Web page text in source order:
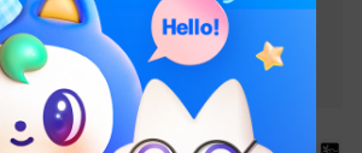
#친구>연인
친구>연인 #서양풍
#
첫사랑
트라우마
#오피스물